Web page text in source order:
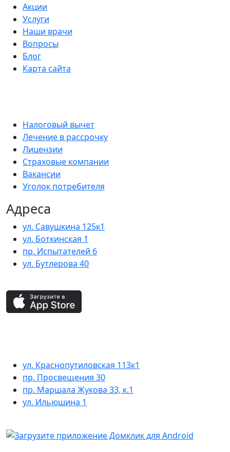
Акции
Услуги
Наши врачи
Вопросы
Блог
Карта сайта
Налоговый вычет
Лечение в рассрочку
Лицензии
Страховые компании
Вакансии
Уголок потребителя
Адреса
ул. Савушкина 125к1
ул. Боткинская 1
пр. Испытателей 6
ул. Бутлерова 40
ул. Краснопутиловская 113к1
пр. Просвещения 30
пр. Маршала Жукова 33, к.1
ул. Ильюшина 1